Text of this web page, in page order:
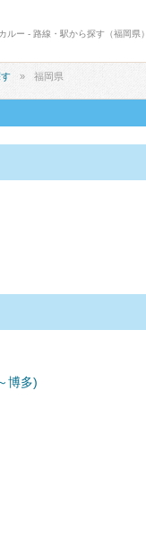
ルー - 路線・駅から探す（福岡県）
福岡県
博多)